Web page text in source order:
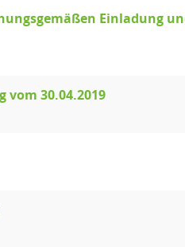
Einladung
30.04.2019